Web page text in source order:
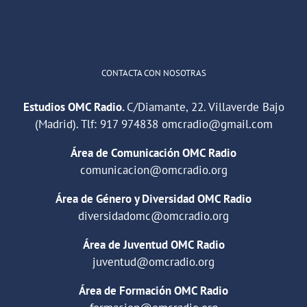
CONTACTA CON NOSOTRAS
Estudios OMC Radio.C/Diamante, 22. Villaverde Bajo
(Madrid). Tlf: 917 974838 omcradio@gmail.com
Área de Comunicación OMC Radio
comunicacion@omcradio.org
Área de Género y Diversidad OMC Radio
diversidadomc@omcradio.org
Área de Juventud OMC Radio
juventud@omcradio.org
Área de Formación OMC Radio